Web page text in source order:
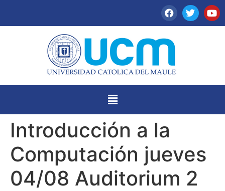
Introducción a la
Computación jueves
04/08 Auditorium 2